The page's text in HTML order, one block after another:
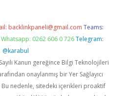
backlinkpaneli@gmail.com Teams:
Whatsapp: 0262 606 0 726 Telegram:
@karabul
Kanun gereğince Bilgi Teknolojileri
onaylanmış bir Yer Sağlayıcı
nedenle, sitedeki içerikleri proaktif